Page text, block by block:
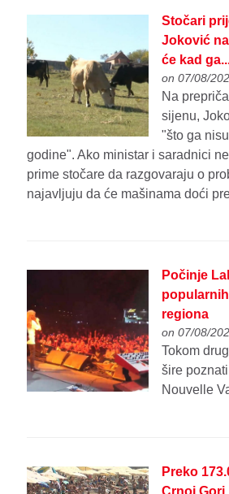
Stočari
Joković
će kad
on 07/08/
Na
sijenu,
"što ga
godine". Ako ministar i saradnici
prime stočare da razgovaraju o
najavljuju da će mašinama doći
Počinje
regiona
on 07/08/
Tokom
šire
Nouvelle
Preko
Crnoj Gori